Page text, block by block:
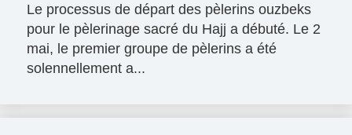
Le processus de départ des pèlerins ouzbeks
pour le pèlerinage sacré du Hajj a débuté. Le 2
mai, le premier groupe de pèlerins a été
solennellement a...